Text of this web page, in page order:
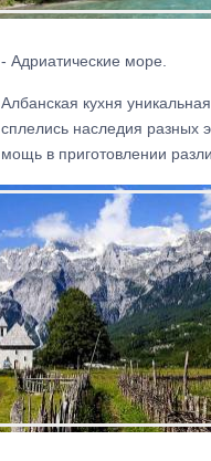
- Адриатические море.
Албанская кухня
сплелись наследия разных
мощь в приготовлении